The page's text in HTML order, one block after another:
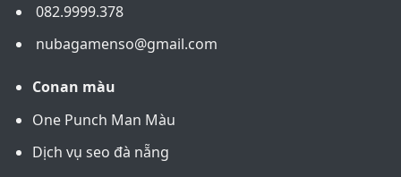
082.9999.378
nubagamenso@gmail.com
Conan màu
One Punch Man Màu
Dịch vụ seo đà nẵng